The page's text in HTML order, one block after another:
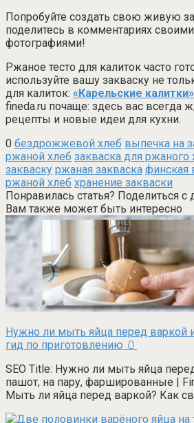
Попробуйте создать свою живую
поделитесь в комментариях
фотографиями!
Ржаное тесто для калиток часто
используйте вашу закваску не
для калиток: «Карельские калитки»
fineda.ru почаще: здесь вас всегда
рецепты и новые идеи для кухни.
0 бездрожжевой хлеб выпечка на
ржаной хлеб закваска для ржаного
закваску ржаная закваска финская
ржаной хлеб хранение закваски
Понравилась статья? Поделиться с
Вам также может быть интересно
Нужно ли мыть яйца перед варкой
гид по приготовлению 🥚
SEO Title: Нужно ли мыть яйца
пашот, на пару, фаршированные |
Мыть ли яйца перед варкой? Как